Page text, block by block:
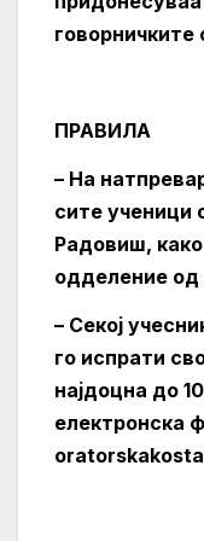
говорничките
ПРАВИЛА
– На
сите ученици
Радовиш,
одделение од
– Секој
го испрати
најдоцна до
електронска